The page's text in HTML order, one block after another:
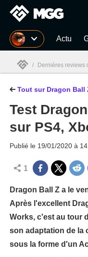
MGG Actu
MGG
/ Dernières reviews
Tout sur Dragon Ball
Test
sur PS4,
Publié le 19/01/2020 à
1
Dragon Ball Z a le
Après l'excellent
Works, c'est au tour
son adaptation de la
sous la forme d'un